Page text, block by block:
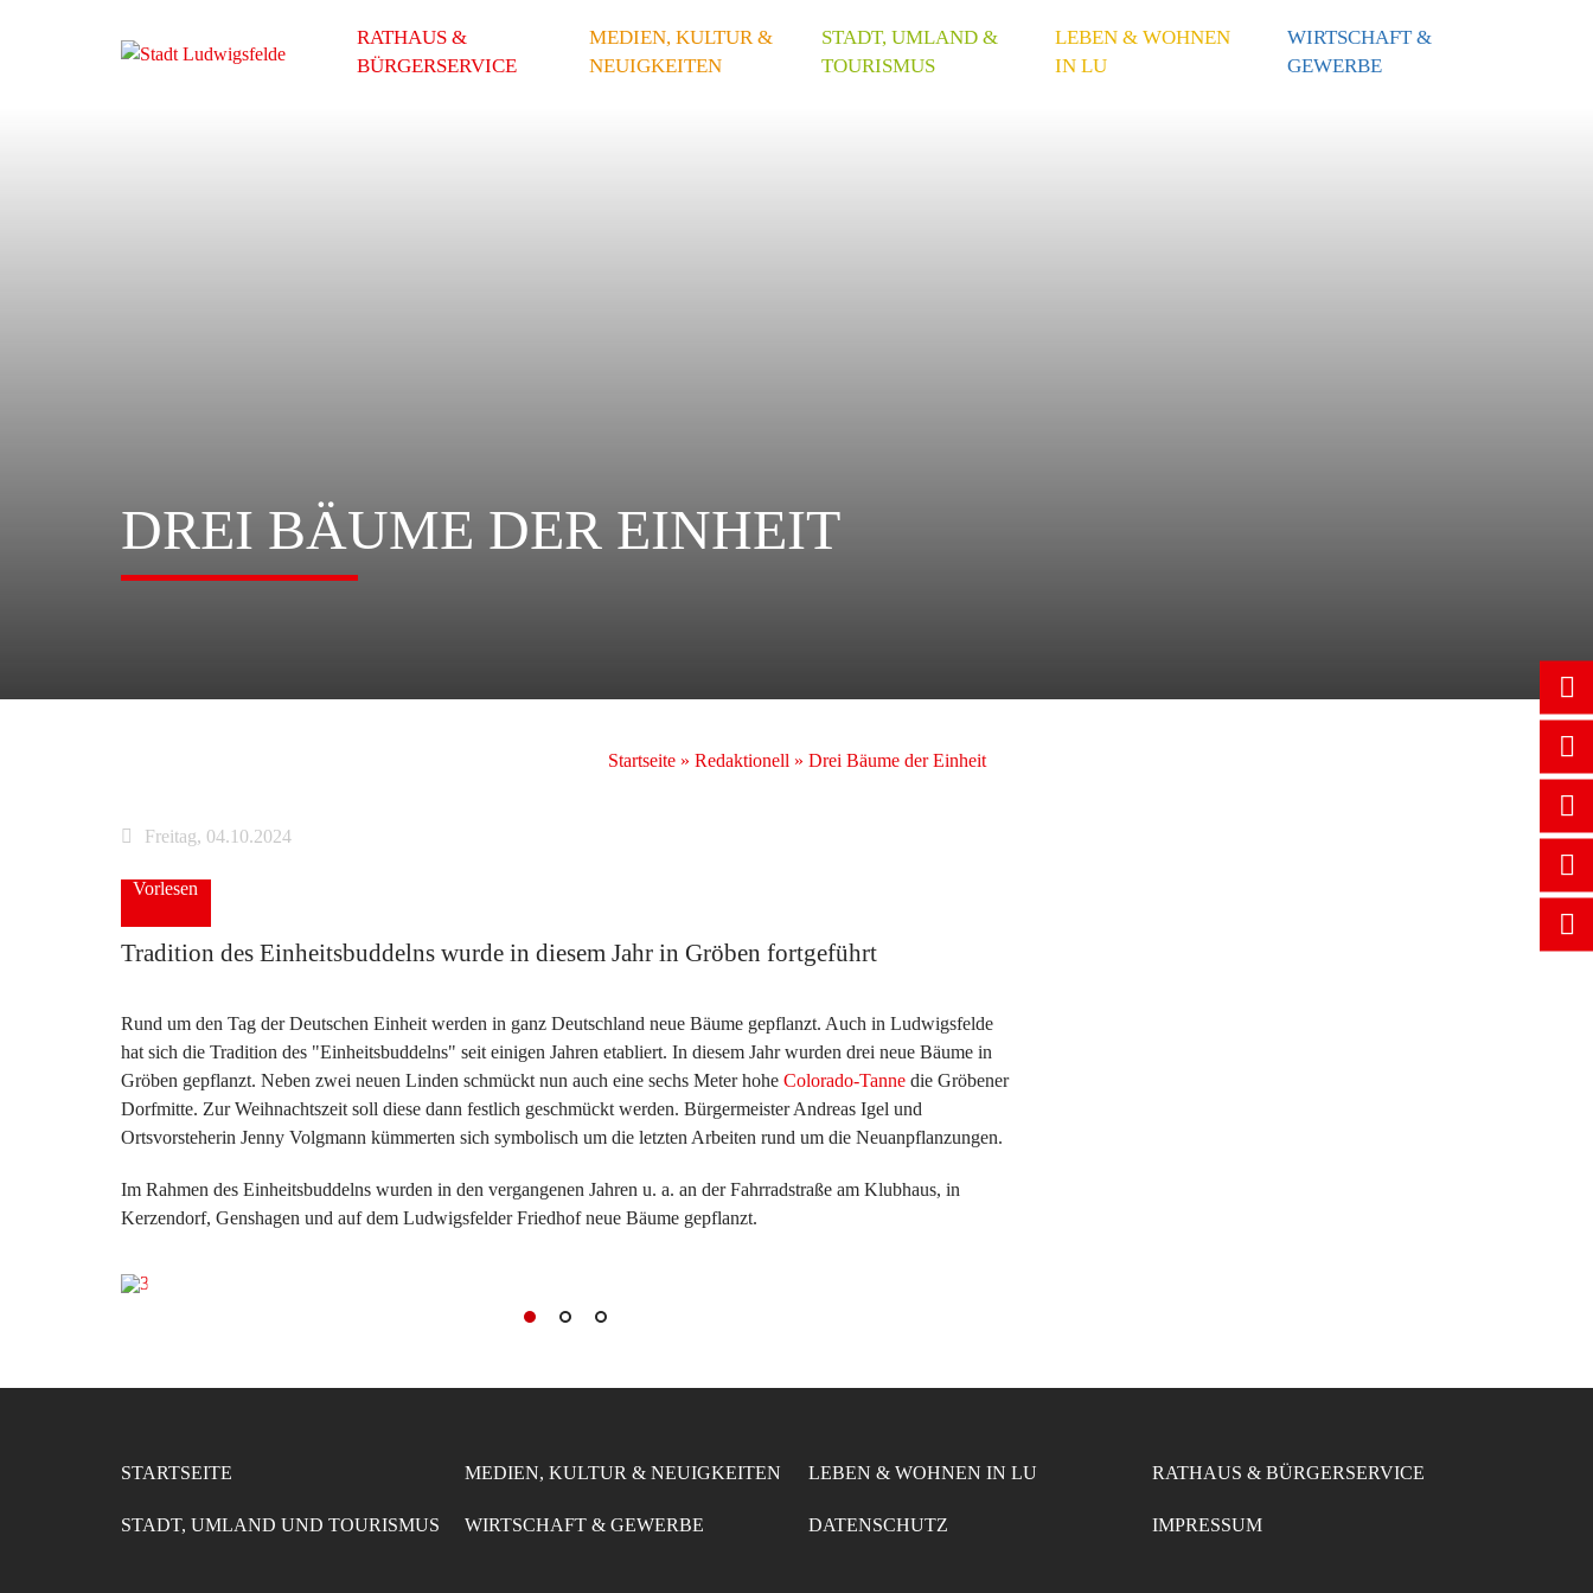
RATHAUS &
BÜRGERSERVICE
MEDIEN, KULTUR &
NEUIGKEITEN
STADT, UMLAND &
TOURISMUS
LEBEN & WOHNEN
IN LU
WIRTSCHAFT &
GEWERBE
DREI BÄUME DER EINHEIT
Startseite» Redaktionell » Drei Bäume der Einheit
Freitag, 04.10.2024
Vorlesen
Tradition des Einheitsbuddelns wurde in diesem Jahr in Gröben fortgeführt
Rund um den Tag der Deutschen Einheit werden in ganz Deutschland neue Bäume gepflanzt. Auch in Ludwigsfelde
hat sich die Tradition des "Einheitsbuddelns" seit einigen Jahren etabliert. In diesem Jahr wurden drei neue Bäume in
Gröben gepflanzt. Neben zwei neuen Linden schmückt nun auch eine sechs Meter hohe Colorado-Tanne die Gröbener
Dorfmitte. Zur Weihnachtszeit soll diese dann festlich geschmückt werden. Bürgermeister Andreas Igel und
Ortsvorsteherin Jenny Volgmann kümmerten sich symbolisch um die letzten Arbeiten rund um die Neuanpflanzungen.
Im Rahmen des Einheitsbuddelns wurden in den vergangenen Jahren u. a. an der Fahrradstraße am Klubhaus, in
Kerzendorf, Genshagen und auf dem Ludwigsfelder Friedhof neue Bäume gepflanzt.
STARTSEITE MEDIEN, KULTUR & NEUIGKEITEN LEBEN & WOHNEN IN LU RATHAUS & BÜRGERSERVICE
STADT, UMLAND UND TOURISMUS WIRTSCHAFT & GEWERBE DATENSCHUTZ IMPRESSUM